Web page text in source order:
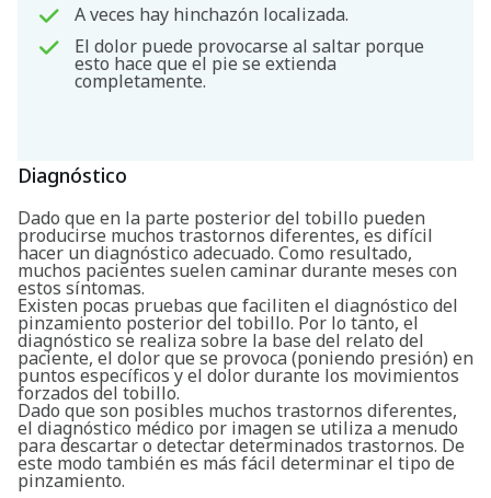
Buscar
A veces hay hinchazón localizada.
El dolor puede provocarse al saltar porque
esto hace que el pie se extienda
completamente.
Diagnóstico
Dado que en la parte posterior del tobillo pueden
producirse muchos trastornos diferentes, es difícil
hacer un diagnóstico adecuado. Como resultado,
muchos pacientes suelen caminar durante meses con
estos síntomas.
Existen pocas pruebas que faciliten el diagnóstico del
pinzamiento posterior del tobillo. Por lo tanto, el
diagnóstico se realiza sobre la base del relato del
paciente, el dolor que se provoca (poniendo presión) en
puntos específicos y el dolor durante los movimientos
forzados del tobillo.
Dado que son posibles muchos trastornos diferentes,
el diagnóstico médico por imagen se utiliza a menudo
para descartar o detectar determinados trastornos. De
este modo también es más fácil determinar el tipo de
pinzamiento.